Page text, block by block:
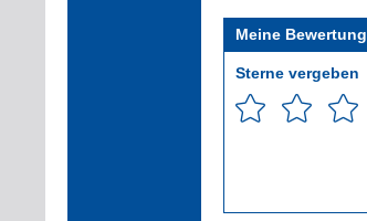
Meine Bewertung
Sterne vergeben